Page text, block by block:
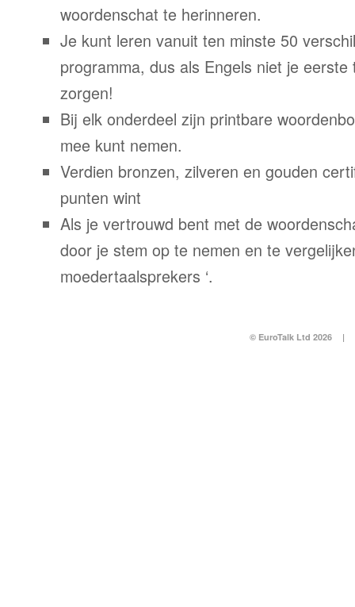
woordenschat te herinneren.
Je kunt leren vanuit ten minste 50
programma, dus als Engels niet je
zorgen!
Bij elk onderdeel zijn printbare
mee kunt nemen.
Verdien bronzen, zilveren en gouden
punten wint
Als je vertrouwd bent met de
door je stem op te nemen en te
moedertaalsprekers ‘.
© EuroTalk Ltd 2026 |